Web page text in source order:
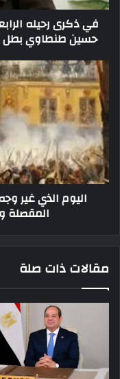
في ذكرى رحيله
حسين طنطاوي بطل
اليوم الذي غير
المقصلة
مقالات ذات صلة